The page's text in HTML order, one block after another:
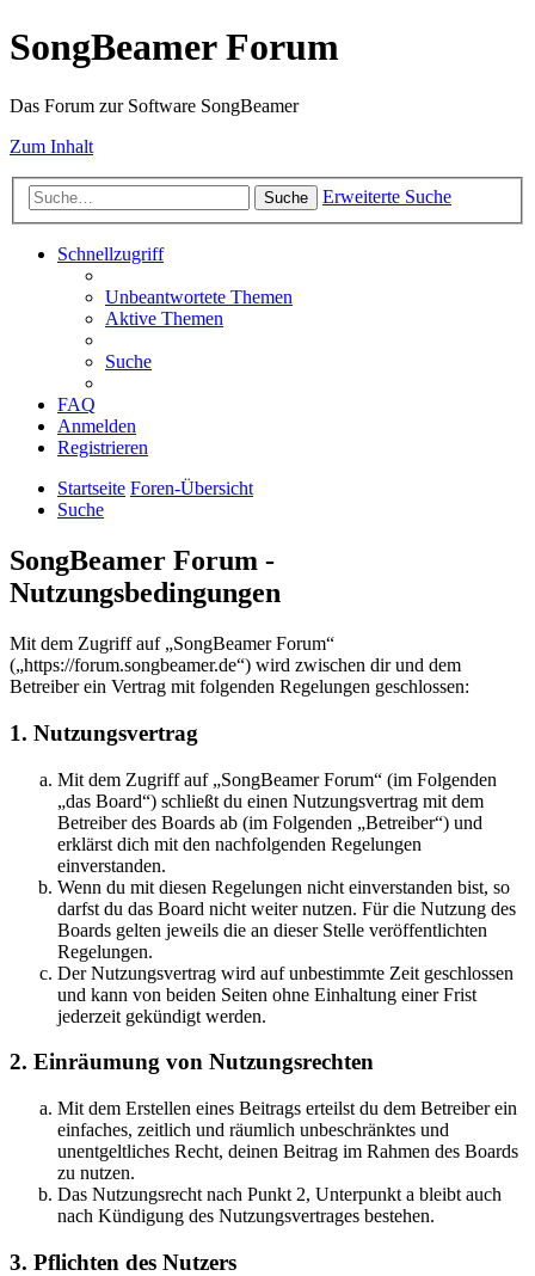
SongBeamer Forum
Das Forum zur Software SongBeamer
Zum Inhalt
Suche Erweiterte Suche
Schnellzugriff
Unbeantwortete Themen
Aktive Themen
Suche
FAQ
Anmelden
Registrieren
Startseite Foren-Übersicht
Suche
SongBeamer Forum -
Nutzungsbedingungen
Mit dem Zugriff auf „SongBeamer Forum“
(„https://forum.songbeamer.de“) wird zwischen dir und dem
Betreiber ein Vertrag mit folgenden Regelungen geschlossen:
1. Nutzungsvertrag
Mit dem Zugriff auf „SongBeamer Forum“ (im Folgenden
„das Board“) schließt du einen Nutzungsvertrag mit dem
Betreiber des Boards ab (im Folgenden „Betreiber“) und
erklärst dich mit den nachfolgenden Regelungen
einverstanden.
Wenn du mit diesen Regelungen nicht einverstanden bist, so
darfst du das Board nicht weiter nutzen. Für die Nutzung des
Boards gelten jeweils die an dieser Stelle veröffentlichten
Regelungen.
Der Nutzungsvertrag wird auf unbestimmte Zeit geschlossen
und kann von beiden Seiten ohne Einhaltung einer Frist
jederzeit gekündigt werden.
2. Einräumung von Nutzungsrechten
Mit dem Erstellen eines Beitrags erteilst du dem Betreiber ein
einfaches, zeitlich und räumlich unbeschränktes und
unentgeltliches Recht, deinen Beitrag im Rahmen des Boards
zu nutzen.
Das Nutzungsrecht nach Punkt 2, Unterpunkt a bleibt auch
nach Kündigung des Nutzungsvertrages bestehen.
3. Pflichten des Nutzers